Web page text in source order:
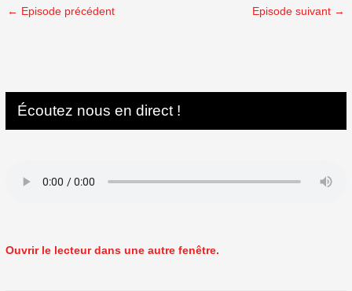
← Episode précédent Episode suivant →
Écoutez nous en direct !
Ouvrir le lecteur dans une autre fenêtre.